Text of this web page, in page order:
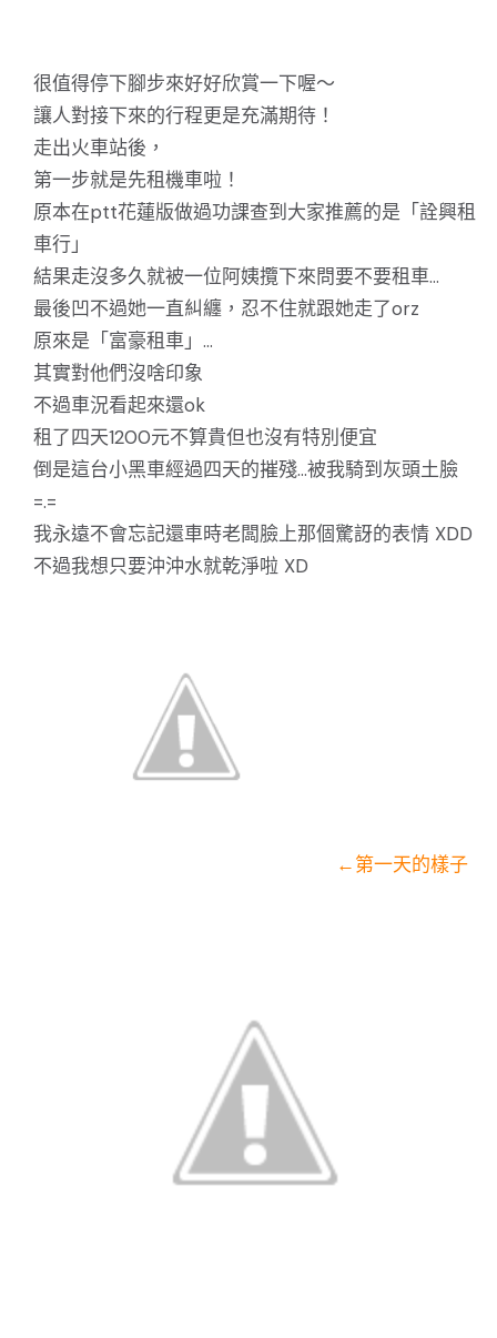
很值得停下腳步來好好欣賞一下喔～
讓人對接下來的行程更是充滿期待！
走出火車站後，
第一步就是先租機車啦！
原本在ptt花蓮版做過功課查到大家推薦的是「詮興租
車行」
結果走沒多久就被一位阿姨攬下來問要不要租車…
最後凹不過她一直糾纏，忍不住就跟她走了orz
原來是「富豪租車」…
其實對他們沒啥印象
不過車況看起來還ok
租了四天1200元不算貴但也沒有特別便宜
倒是這台小黑車經過四天的摧殘…被我騎到灰頭土臉
=.=
我永遠不會忘記還車時老闆臉上那個驚訝的表情 XDD
不過我想只要沖沖水就乾淨啦 XD
←第一天的樣子